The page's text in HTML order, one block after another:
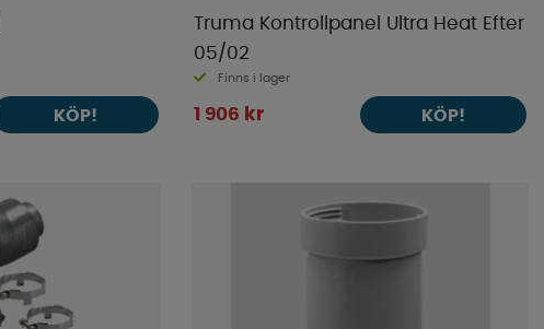
KÖP!
Truma Kontrollpanel Ultra Heat Efter
05/02
Finns i lager
1 906 kr KÖP!